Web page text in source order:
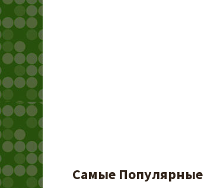
Самые Популярные